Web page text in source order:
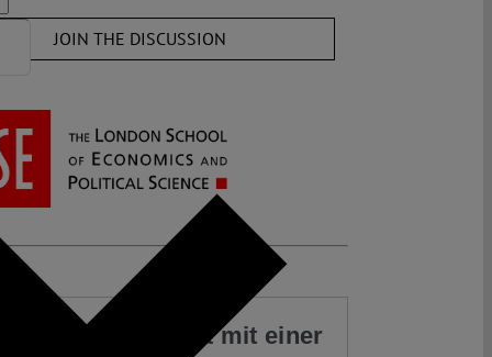
JOIN THE DISCUSSION
Sie unsere Arbeit mit einer